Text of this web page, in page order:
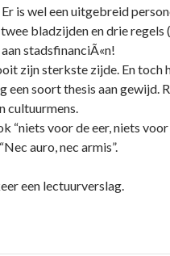
is wel een uitgebreid
bladzijden en drie regels
stadsfinanciÃ«n!
zijn sterkste zijde. En toch
een soort thesis aan gewijd.
cultuurmens.
“niets voor de eer, niets voor
auro, nec armis”.
een lectuurverslag.